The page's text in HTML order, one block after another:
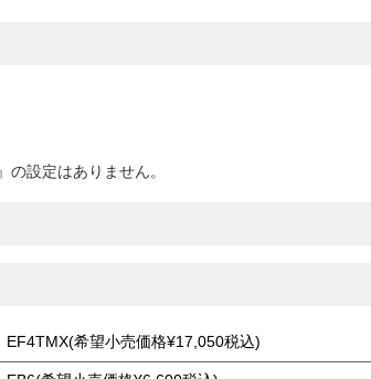
設定はありません。
EF4TMX(希望小売価格¥17,050税込)